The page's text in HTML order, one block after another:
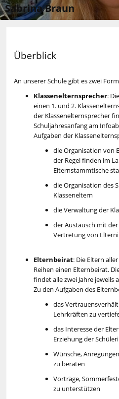
Sabrina Braun
Überblick
An unserer Schule gibt es zwei
Klassenelternsprecher:
einen 1. und 2.
der Klassenelternsprecher
Schuljahresanfang am
Aufgaben der
die Organisation von
der Regel finden im
Elternstammtische
die Organisation des
Klasseneltern
die Verwaltung der
der Austausch mit
Vertretung von
Elternbeirat: Die Eltern
Reihen einen Elternbeirat.
findet alle zwei Jahre jeweils
Zu den Aufgaben des
das
Lehrkräften zu
das Interesse der
Erziehung der
Wünsche,
zu beraten
Vorträge,
zu unterstützen